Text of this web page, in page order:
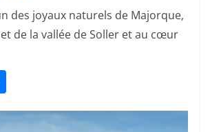
des joyaux naturels de Majorque,
de la vallée de Soller et au cœur